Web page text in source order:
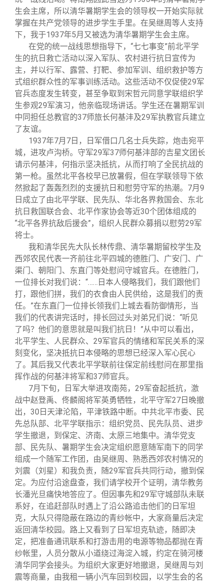
生会主席，所以清华暑期学生会的领导权一开始实际就
掌握在共产党领导的进步学生手里。在吴继周等人支持
下，我于1937年5月又被选为清华暑期学生会主席。
在党的统一战线思想指导下，“七七事变”前北平学
生的抗日救亡活动以深入军队、农村进行抗日宣传为
主，并以行军、露营、打靶、参加军训、组织救护等方
式组织群众性的军事训练活动。这些活动不仅促使29军
官兵态度发生转变，甚至争取到宋哲元同意学联组织学
生参观29军演习，他亲临现场讲话。学生还在暑期军训
中同担任总教官的37师旅长何基沣及29军执教官兵建立
了友谊。
1937年7月7日，日军借口几名士兵失踪，炮击宛平
城，进攻卢沟桥。守军29军37师何基沣部的吉星文团长
请示何基沣，何指示坚决抵抗，从而打响了全民抗战的
第一枪。虽然北平各校早已放暑假，但在学联领导下依
然掀起了轰轰烈烈的支援抗日和慰劳守军的热潮。7月9
日成立了由北平学联、民先队、华北各界救国会、东北
抗日救国联合会、北平作家协会等近30个团体组成的
“北平各界抗敌后援会”，组织人民群众募捐以慰劳29军
将士。
我和清华民先大队长林传鼎、清华暑期留校学生及
西郊农民代表一齐前往北平四城的德胜门、广安门、广
渠门、朝阳门、东直门等处慰问守城官兵。在德胜门，
一位排长对我们说：“……日本人侵略我们，我们跟他们
打，跟他们拼，我们的衣食由人民供给，这是我们的责
任。”在东直门一位排长领我们上城去看防御情形，当
我们的代表讲完话时，排长回过头对弟兄们说：“听见
了吗？他们的意思就是叫我们抗日！”从中可以看出，
北平学生、人民群众、29军官兵的情绪和军民关系的深
刻变化，坚决抵抗日本侵略的思想已经深入军心民心
了。其后我又代表北平学联前往保定前线慰问在那里指
挥作战的何基沣将军和37师官兵。
7月下旬，日军大举进攻南苑，29军奋起抵抗，激
战中赵登禹、佟麟阁将军英勇牺牲，北平守军27日晚撤
出，30日天津沦陷，平津铁路中断。中共北平市委、民
先总队部、北平学联指示：组织党员、民先队员、进步
学生撤退，到保定、济南、太原三地集中。清华党支
部、民先队、暑期学生会决定组织愿意随军南下的同学
组成一个随军工作团，由吴继周、熟悉西郊农村情况的
刘震（刘星）和我负责，随29军官兵共同行动，撤到保
定。为应付沿途盘查，我们请学校开个证明，清华教务
长潘光旦痛快地答应了。但因事先和29军守城部队未联
系好，在追赶部队时遇上了沿公路追击他们的日军坦
克，大队只得隐蔽在路边的青纱帐中，大家商量后决定
返回清华校园。路上又看到了日军坦克轨迹，随即决
定，把准备通讯联系和打游击用的电源等物品都抛在青
纱帐里，人员分散从小道绕过海淀入城，约定在骑河楼
清华同学会接头。为组织大家更好地撤退，吴继周与刘
震等商量，由我租一辆小汽车回到校园，以学生会的名